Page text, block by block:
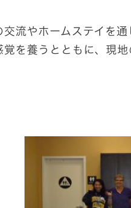
流やホームステイを通
を養うとともに、現
対面式